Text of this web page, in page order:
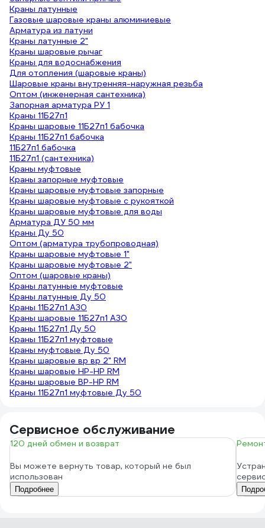
Краны латунные
Газовые шаровые краны алюминиевые
Арматура из латуни
Краны латунные 2"
Краны шаровые рычаг
Краны для водоснабжения
Для отопления (шаровые краны)
Шаровые краны внутренняя-наружная резьба
Оптом (инженерная сантехника)
Запорная арматура РУ 1
Краны 11Б27п1
Краны шаровые 11Б27п1 бабочка
Краны 11Б27п1 бабочка
11Б27п1 бабочка
11Б27п1 (сантехника)
Краны муфтовые
Краны запорные муфтовые
Краны шаровые муфтовые запорные
Краны шаровые муфтовые с рукояткой
Краны шаровые муфтовые для воды
Арматура ДУ 50 мм
Краны Ду 50
Оптом (арматура трубопроводная)
Краны шаровые муфтовые 1"
Краны шаровые муфтовые 2"
Оптом (шаровые краны)
Краны латунные муфтовые
Краны латунные Ду 50
Краны 11Б27п1 А30
Краны шаровые 11Б27п1 А30
Краны 11Б27п1 Ду 50
Краны 11Б27п1 муфтовые
Краны муфтовые Ду 50
Краны шаровые вр вр 2" RM
Краны шаровые НР-НР RM
Краны шаровые ВР-НР RM
Краны 11Б27п1 муфтовые Ду 50
Сервисное обслуживание
120 дней обмен и возврат
Вы можете вернуть товар, который не был
использован
Подробнее